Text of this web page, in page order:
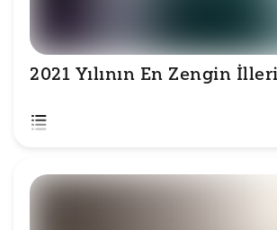
2021 Yılının En Zengin